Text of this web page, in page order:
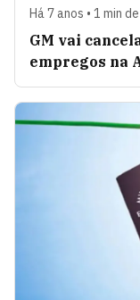
Há 7 anos • 1 min
GM vai
empregos na